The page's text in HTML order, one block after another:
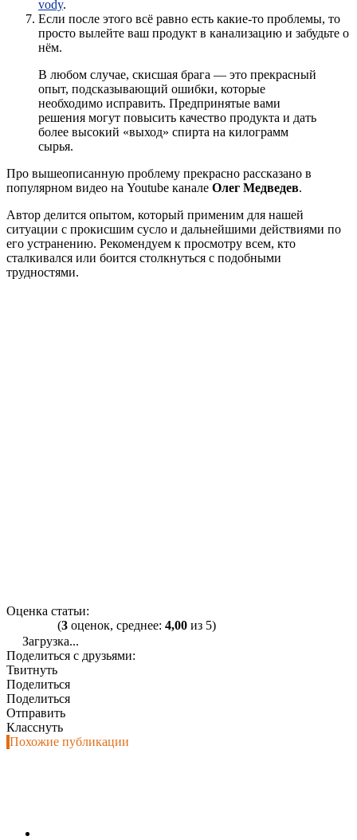
vody.
Если после этого всё равно есть какие-то проблемы, то
просто вылейте ваш продукт в канализацию и забудьте о
нём.
В любом случае, скисшая брага — это прекрасный
опыт, подсказывающий ошибки, которые
необходимо исправить. Предпринятые вами
решения могут повысить качество продукта и дать
более высокий «выход» спирта на килограмм
сырья.
Про вышеописанную проблему прекрасно рассказано в
популярном видео на Youtube канале Олег Медведев.
Автор делится опытом, который применим для нашей
ситуации с прокисшим сусло и дальнейшими действиями по
его устранению. Рекомендуем к просмотру всем, кто
сталкивался или боится столкнуться с подобными
трудностями.
Оценка статьи:
(3 оценок, среднее: 4,00 из 5)
Загрузка...
Поделиться с друзьями:
Твитнуть
Поделиться
Поделиться
Отправить
Класснуть
Похожие публикации